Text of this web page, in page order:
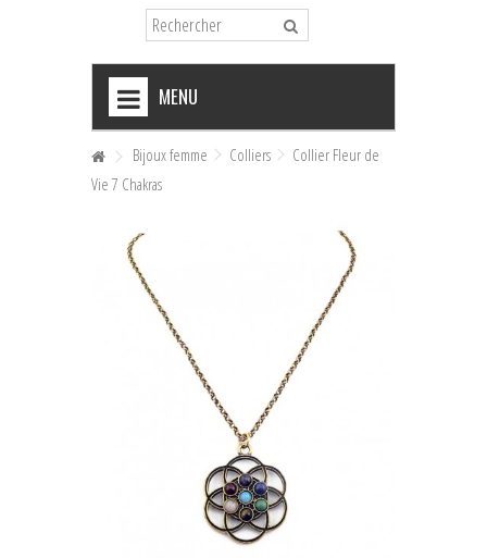
MENU
+
NOEUDS PAPILLON HOMME
NOEUDS PAPILLON FEMME
NOEUDS PAPILLON ENFANT
CRAVATES
ASCOTS & LAVALLIÈRES
POCHETTES & BOUTONNIÈRES
BOUTONS DE MANCHETTE
PINCES & ÉPINGLES À CRAVATE
Bijoux femme Colliers
Collier Fleur de
Vie 7 Chakras